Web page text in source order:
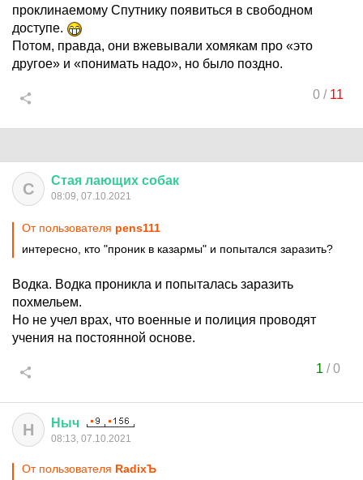
проклинаемому Спутнику появиться в свободном
доступе.
Потом, правда, они вжевывали хомякам про «это
другое» и «понимать надо», но было поздно.
0/ 11
С Стая лающих собак
08:09, 07.10.2021
От пользователя pens111
интересно, кто "проник в казармы" и попытался заразить?
Водка. Водка проникла и попыталась заразить
похмельем.
Но не учел врах, что военные и полиция проводят
учения на постоянной основе.
1 /0
Н Ныч
08:13, 07.10.2021
От пользователя RadixЪ